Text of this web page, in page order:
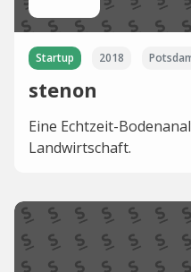
Startup 2018
stenon
Eine Echtzeit-
Landwirtschaft.